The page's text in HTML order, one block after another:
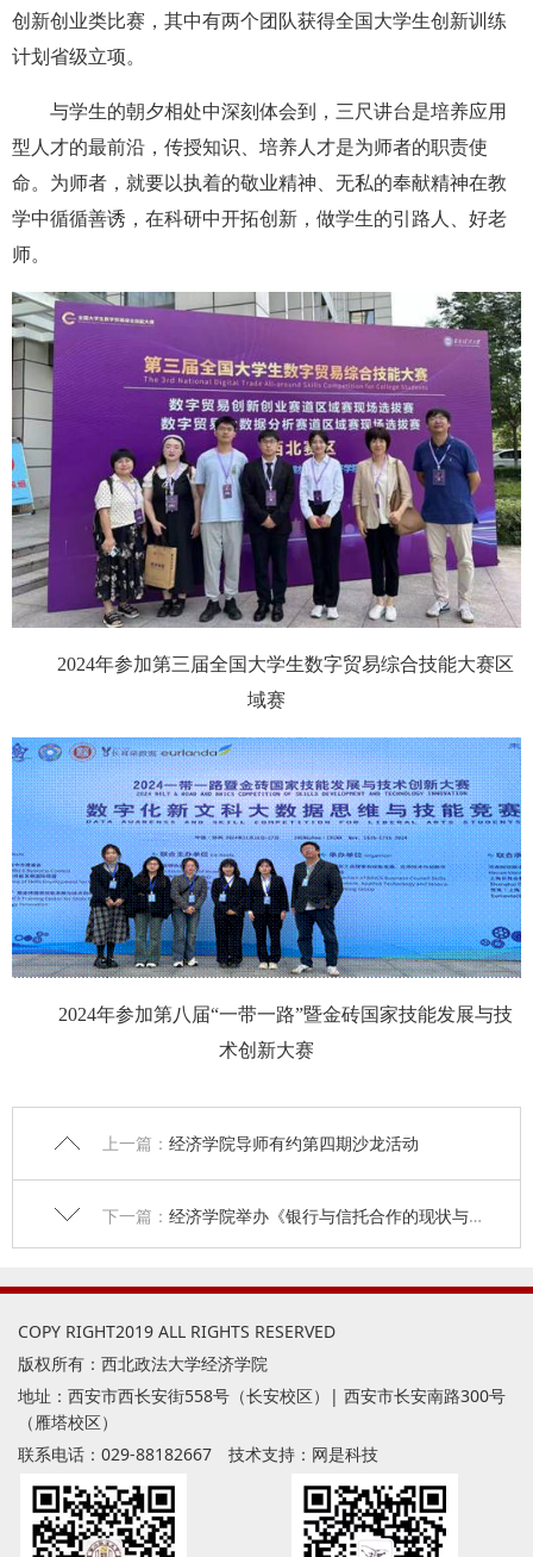
创新创业类比赛，其中有两个团队获得全国大学生创新训练
计划省级立项。
与学生的朝夕相处中深刻体会到，三尺讲台是培养应用
型人才的最前沿，传授知识、培养人才是为师者的职责使
命。为师者，就要以执着的敬业精神、无私的奉献精神在教
学中循循善诱，在科研中开拓创新，做学生的引路人、好老
师。
2024年参加第三届全国大学生数字贸易综合技能大赛区
域赛
2024年参加第八届“一带一路”暨金砖国家技能发展与技
术创新大赛
上一篇： 经济学院导师有约第四期沙龙活动
下一篇： 经济学院举办《银行与信托合作的现状与未来》专题讲座
COPY RIGHT2019 ALL RIGHTS RESERVED
版权所有：西北政法大学经济学院
地址：西安市西长安街558号（长安校区）| 西安市长安南路300号
（雁塔校区）
联系电话：029-88182667 技术支持： 网是科技